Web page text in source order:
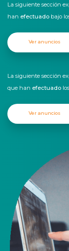
La siguiente sección
han efectuado bajo
Ver anuncios
La siguiente sección
que han efectuado los
Ver anuncios